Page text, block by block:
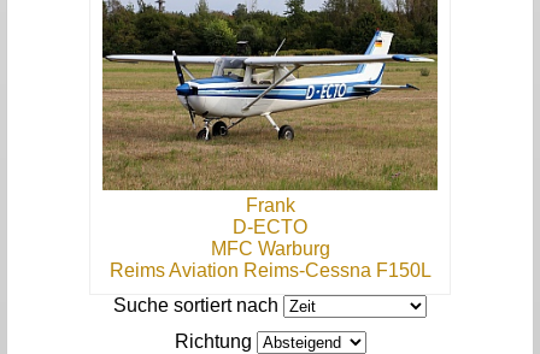
Frank
D-ECTO
MFC Warburg
Reims Aviation Reims-Cessna F150L
Suche sortiert nach
Richtung